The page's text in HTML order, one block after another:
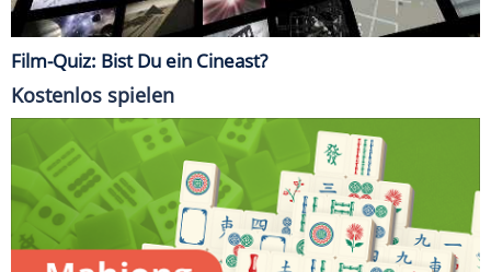
Film-Quiz: Bist Du ein Cineast?
Kostenlos spielen